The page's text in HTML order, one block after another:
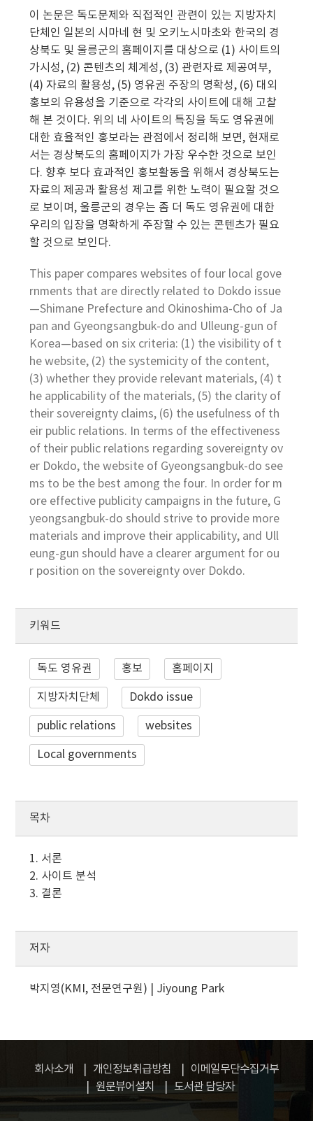
이 논문은 독도문제와 직접적인 관련이 있는 지방자치
단체인 일본의 시마네 현 및 오키노시마초와 한국의 경
상북도 및 울릉군의 홈페이지를 대상으로 (1) 사이트의
가시성, (2) 콘텐츠의 체계성, (3) 관련자료 제공여부,
(4) 자료의 활용성, (5) 영유권 주장의 명확성, (6) 대외
홍보의 유용성을 기준으로 각각의 사이트에 대해 고찰
해 본 것이다. 위의 네 사이트의 특징을 독도 영유권에
대한 효율적인 홍보라는 관점에서 정리해 보면, 현재로
서는 경상북도의 홈페이지가 가장 우수한 것으로 보인
다. 향후 보다 효과적인 홍보활동을 위해서 경상북도는
자료의 제공과 활용성 제고를 위한 노력이 필요할 것으
로 보이며, 울릉군의 경우는 좀 더 독도 영유권에 대한
우리의 입장을 명확하게 주장할 수 있는 콘텐츠가 필요
할 것으로 보인다.
This paper compares websites of four local gove
rnments that are directly related to Dokdo issue
—Shimane Prefecture and Okinoshima-Cho of Ja
pan and Gyeongsangbuk-do and Ulleung-gun of
Korea—based on six criteria: (1) the visibility of t
he website, (2) the systemicity of the content,
(3) whether they provide relevant materials, (4) t
he applicability of the materials, (5) the clarity of
their sovereignty claims, (6) the usefulness of th
eir public relations. In terms of the effectiveness
of their public relations regarding sovereignty ov
er Dokdo, the website of Gyeongsangbuk-do see
ms to be the best among the four. In order for m
ore effective publicity campaigns in the future, G
yeongsangbuk-do should strive to provide more
materials and improve their applicability, and Ull
eung-gun should have a clearer argument for ou
r position on the sovereignty over Dokdo.
키워드
독도 영유권 홍보 홈페이지
지방자치단체 Dokdo issue
public relations websites
Local governments
목차
1. 서론
2. 사이트 분석
3. 결론
저자
박지영(KMI, 전문연구원) | Jiyoung Park
회사소개 개인정보취급방침
이메일무단수집거부
원문뷰어설치
도서관 담당자